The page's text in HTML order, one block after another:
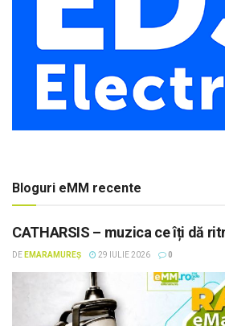
Bloguri eMM recente
CATHARSIS – muzica ce îți dă
DE EMARAMUREȘ 29 IULIE 2026 0